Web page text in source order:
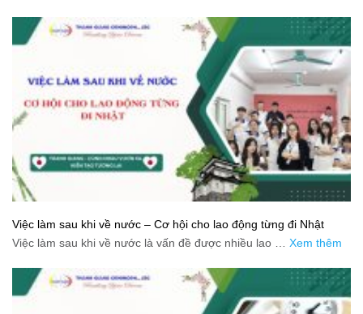
Việc làm sau khi về nước – Cơ hội cho lao động từng đi Nhật
Việc làm sau khi về nước là vấn đề được nhiều lao … Xem thêm